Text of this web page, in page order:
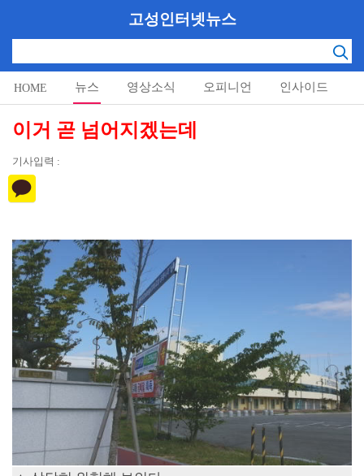
고성인터넷뉴스
HOME 뉴스 영상소식 오피니언 인사이드
알림마당
이거 곧 넘어지겠는데
기사입력 :